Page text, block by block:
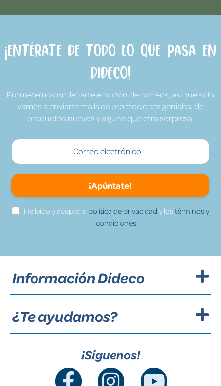
¡Entérate de todo lo que pasa en
Dideco!
Prometemos no llenarte el buzón de correos, así que solo
vamos a enviarte mails de promociones geniales, de
productos nuevos y alguna que otra sorpresa.
¡Apúntate!
He leído y acepto la política de privacidad y lostérminos y
condiciones.
Información Dideco
¿Te ayudamos?
¡Síguenos!